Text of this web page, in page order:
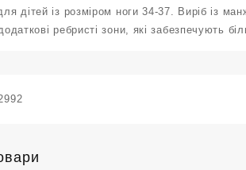
дітей із розміром ноги 34-37. Виріб із
ребристі зони, які забезпечують